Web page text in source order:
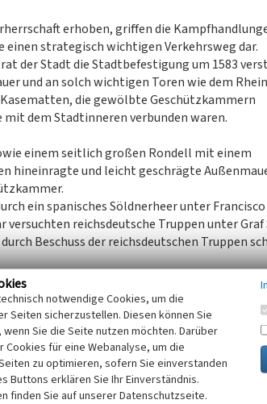
erhoben, griffen die
einen strategisch wichtigen Verkehrsweg dar.
der Stadt die Stadtbefestigung um 1583
und an solch wichtigen Toren wie dem
die gewölbte Geschützkammern
dem Stadtinneren verbunden waren.
einem seitlich großen Rondell mit einem
hineinragte und leicht geschrägte
ein spanisches Söldnerheer unter Francisco
reichsdeutsche Truppen unter Graf
Beschuss der reichsdeutschen Truppen
Tor in westlicher Richtung neu aufgebaut und
Prinz Moritz von Oranien die Stadt Rees.
aus. Vor dem Rheintor wurde eine
der französischen Belagerung. Der endgültige
zum Festungsgraben hin sichtbar.
notwendige Cookies, um die
Seiten sicherzustellen. Diesen können Sie
Sie die Seite nutzen möchten. Darüber
Cookies für eine Webanalyse, um die
zu optimieren, sofern Sie einverstanden
Buttons erklären Sie Ihr Einverständnis.
finden Sie auf unserer Datenschutzseite.